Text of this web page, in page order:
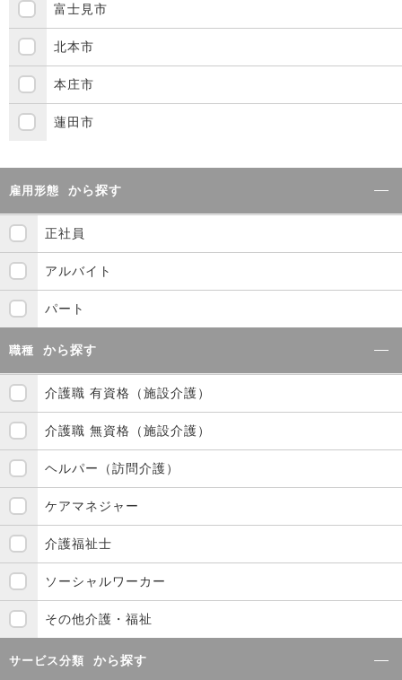
富士見市
北本市
本庄市
蓮田市
雇用形態 から探す
正社員
アルバイト
パート
職種 から探す
介護職 有資格（施設介護）
介護職 無資格（施設介護）
ヘルパー（訪問介護）
ケアマネジャー
介護福祉士
ソーシャルワーカー
その他介護・福祉
サービス分類 から探す